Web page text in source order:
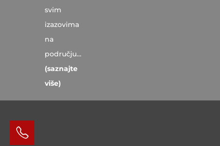
svim
izazovima
na
području…
(saznajte
više)